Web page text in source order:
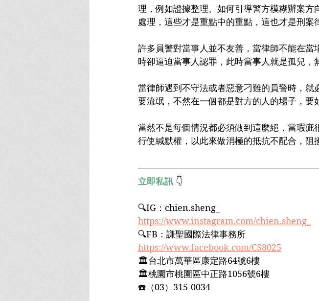
理，例如證據整理、如何引導警方模糊辦案
處理，這些才是重點中的重點，這也才是刑案
許多員警對當事人並不友善，當律師不能在
時卻逼迫當事人認罪，此時當事人就是孤兒，
當律師遇到不守法或者惡意刁難的員警時，
要流氓，不然在一個都是對方的人的場子，要
當然不是每個情況都必須做到這麼絕，當瑕
行使緘默權，以此來做消極的抵抗不配合，阻
立即私訊 👇
🔍IG：chien.sheng_﻿
https://www.instagram.com/chien.sheng_
🔍FB：謙聖國際法律事務所﻿
https://www.facebook.com/CS8025
🏛台北市萬華區康定路64號6樓﻿
🏛桃園市桃園區中正路1056號6樓﻿
☎️（03）315-0034﻿